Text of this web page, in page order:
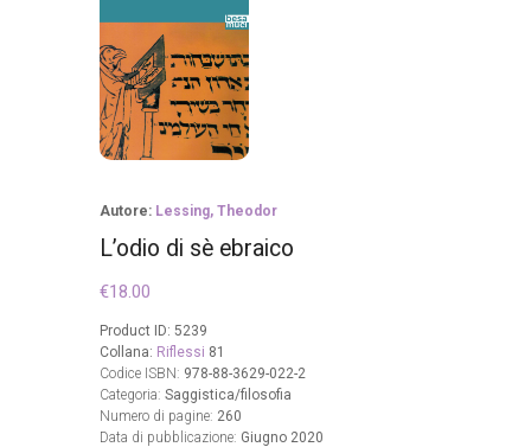
Autore: Lessing, Theodor
L’odio di sè ebraico
€18.00
Product ID: 5239
Collana: Riflessi 81
Codice ISBN: 978-88-3629-022-2
Categoria: Saggistica/filosofia
Numero di pagine: 260
Data di pubblicazione: Giugno 2020